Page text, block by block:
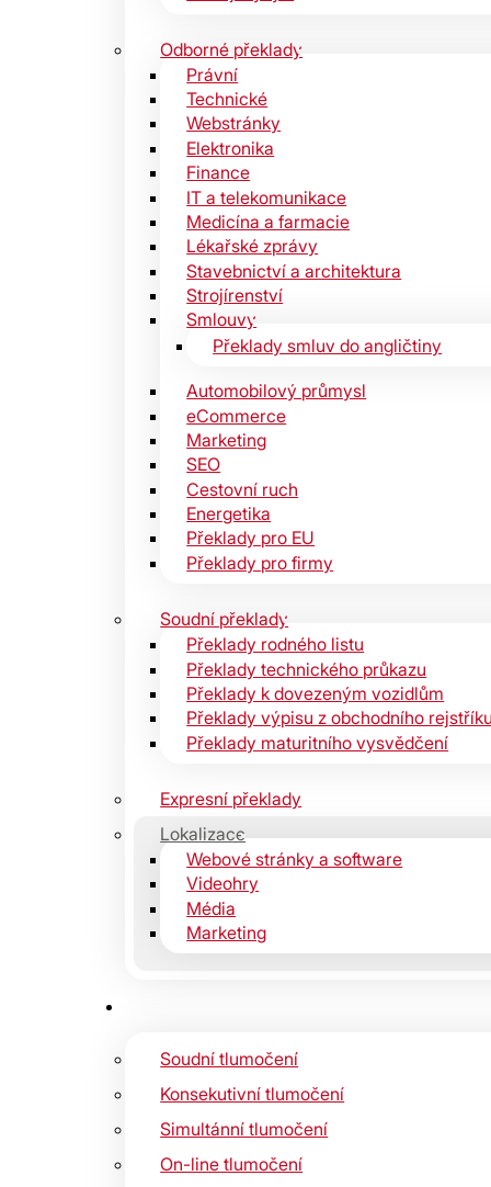
Odborné překlady
Právní
Technické
Webstránky
Elektronika
Finance
IT a telekomunikace
Medicína a farmacie
Lékařské zprávy
Stavebnictví a architektura
Strojírenství
Smlouvy
Překlady smluv do angličtiny
Automobilový průmysl
eCommerce
Marketing
SEO
Cestovní ruch
Energetika
Překlady pro EU
Překlady pro firmy
Soudní překlady
Překlady rodného listu
Překlady technického průkazu
Překlady k dovezeným vozidlům
Překlady výpisu z obchodního
Překlady maturitního vysvědčení
Expresní překlady
Lokalizace
Webové stránky a software
Videohry
Média
Marketing
Soudní tlumočení
Konsekutivní tlumočení
Simultánní tlumočení
On-line tlumočení